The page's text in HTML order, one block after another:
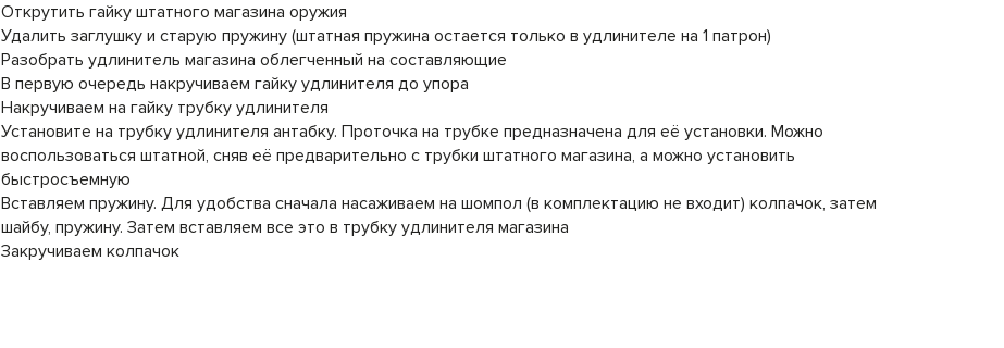
Открутить гайку штатного магазина оружия
Удалить заглушку и старую пружину (штатная пружина остается только в удлинителе на 1 патрон)
Разобрать удлинитель магазина облегченный на составляющие
В первую очередь накручиваем гайку удлинителя до упора
Накручиваем на гайку трубку удлинителя
Установите на трубку удлинителя антабку. Проточка на трубке предназначена для её установки. Можно
воспользоваться штатной, сняв её предварительно с трубки штатного магазина, а можно установить
быстросъемную
Вставляем пружину. Для удобства сначала насаживаем на шомпол (в комплектацию не входит) колпачок, затем
шайбу, пружину. Затем вставляем все это в трубку удлинителя магазина
Закручиваем колпачок